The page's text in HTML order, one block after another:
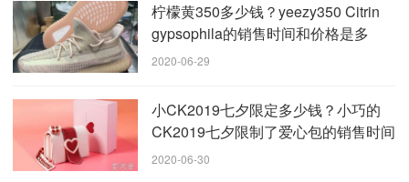
柠檬黄350多少钱？yeezy350 Citrin
gypsophila的销售时间和价格是多
少？
2020-06-29
小CK2019七夕限定多少钱？小巧的
CK2019七夕限制了爱心包的销售时间
2020-06-30